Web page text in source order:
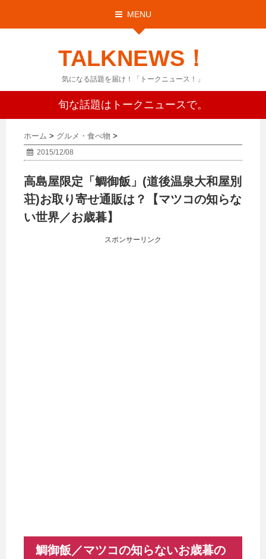
MENU
TALKNEWS！
気になる話題を届け！「トークニュース！」
旬な話題はトークニュースで。
ホーム > グルメ・食べ物 >
2015/12/08
高島屋限定「鯛御飯」(道後温泉大和屋別
荘)お取り寄せ通販は？【マツコの知らな
い世界／お歳暮】
スポンサーリンク
鯛御飯／マツコの知らないお歳暮の